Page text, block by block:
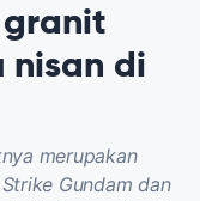
nisan di
merupakan
Gundam dan